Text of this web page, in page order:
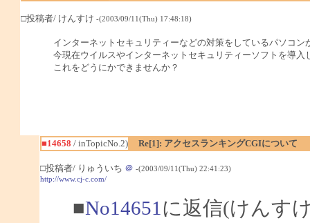
□投稿者/ けんすけ -(2003/09/11(Thu) 17:48:18)
インターネットセキュリティーなどの対策をしているパソコ
今現在ウイルスやインターネットセキュリティーソフトを導
これをどうにかできませんか？
■14658 / inTopicNo.2) Re[1]: アクセスランキングCGIについて
□投稿者/ りゅういち ＠ -(2003/09/11(Thu) 22:41:23)
http://www.cj-c.com/
■No14651 に返信(けんす